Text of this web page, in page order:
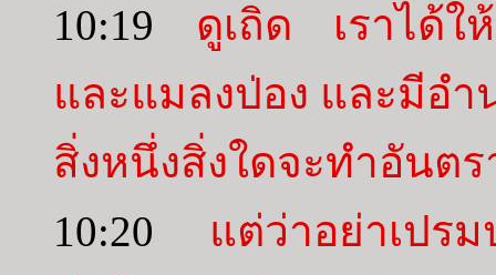
10:19 ดูเถิด เราได้ใ
และแมลงป่อง และมีอ
สิ่งหนึ่งสิ่งใดจะทำอันต
10:20 แต่ว่าอย่าเป